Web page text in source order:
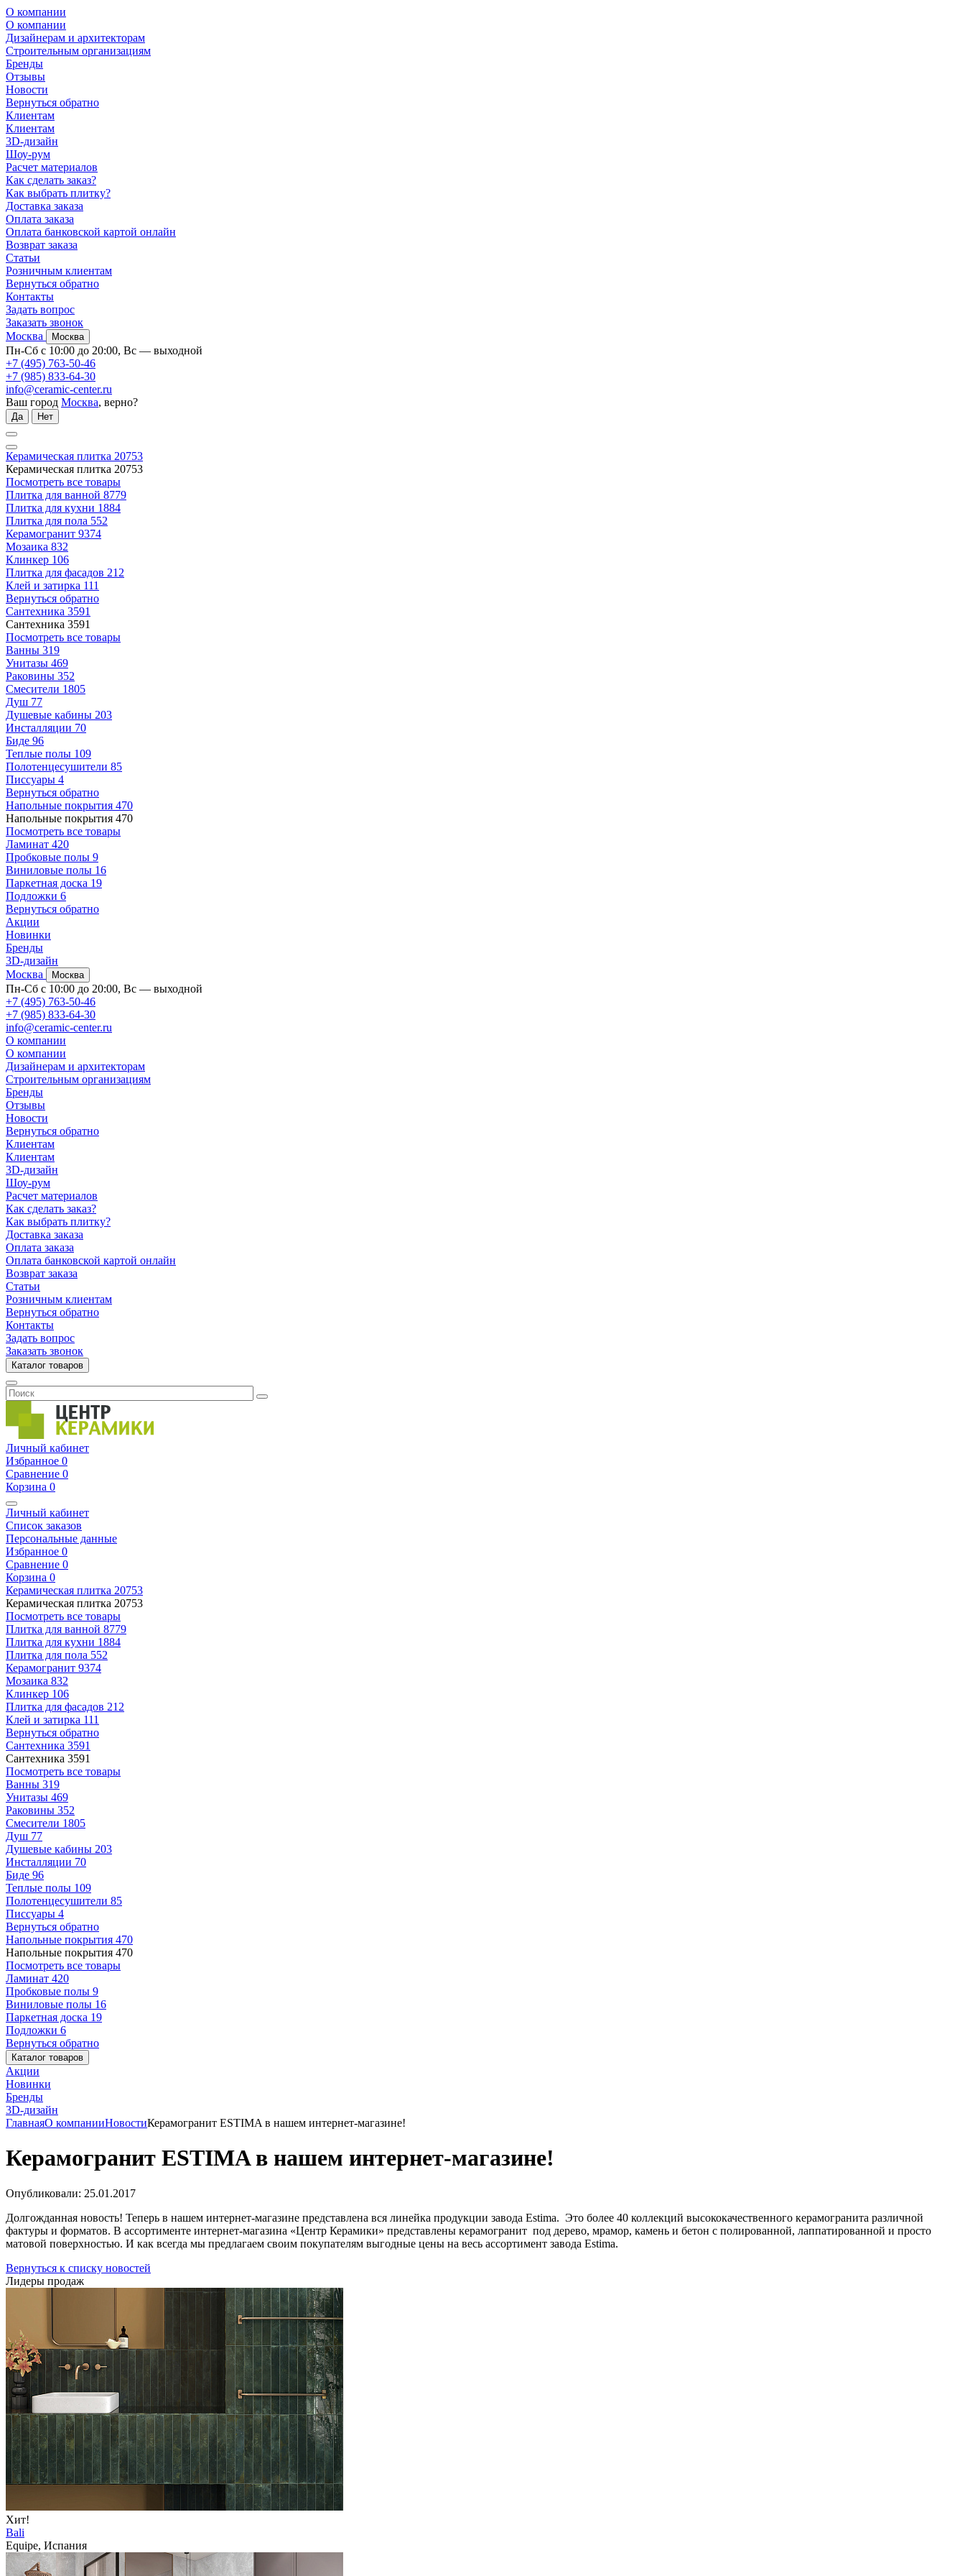
О компании
О компании
Дизайнерам и архитекторам
Строительным организациям
Бренды
Отзывы
Новости
Вернуться обратно
Клиентам
Клиентам
3D-дизайн
Шоу-рум
Расчет материалов
Как сделать заказ?
Как выбрать плитку?
Доставка заказа
Оплата заказа
Оплата банковской картой онлайн
Возврат заказа
Статьи
Розничным клиентам
Вернуться обратно
Контакты
Задать вопрос
Заказать звонок
Москва
Москва
Пн-Сб с 10:00 до 20:00, Вс — выходной
+7 (495) 763-50-46
+7 (985) 833-64-30
info@ceramic-center.ru
Ваш город Москва, верно?
Да Нет
Керамическая плитка 20753
Керамическая плитка 20753
Посмотреть все товары
Плитка для ванной 8779
Плитка для кухни 1884
Плитка для пола 552
Керамогранит 9374
Мозаика 832
Клинкер 106
Плитка для фасадов 212
Клей и затирка 111
Вернуться обратно
Сантехника 3591
Сантехника 3591
Посмотреть все товары
Ванны 319
Унитазы 469
Раковины 352
Смесители 1805
Душ 77
Душевые кабины 203
Инсталляции 70
Биде 96
Теплые полы 109
Полотенцесушители 85
Писсуары 4
Вернуться обратно
Напольные покрытия 470
Напольные покрытия 470
Посмотреть все товары
Ламинат 420
Пробковые полы 9
Виниловые полы 16
Паркетная доска 19
Подложки 6
Вернуться обратно
Акции
Новинки
Бренды
3D-дизайн
Москва
Москва
Пн-Сб с 10:00 до 20:00, Вс — выходной
+7 (495) 763-50-46
+7 (985) 833-64-30
info@ceramic-center.ru
О компании
О компании
Дизайнерам и архитекторам
Строительным организациям
Бренды
Отзывы
Новости
Вернуться обратно
Клиентам
Клиентам
3D-дизайн
Шоу-рум
Расчет материалов
Как сделать заказ?
Как выбрать плитку?
Доставка заказа
Оплата заказа
Оплата банковской картой онлайн
Возврат заказа
Статьи
Розничным клиентам
Вернуться обратно
Контакты
Задать вопрос
Заказать звонок
Каталог товаров
Личный кабинет
Избранное 0
Сравнение 0
Корзина 0
Личный кабинет
Список заказов
Персональные данные
Избранное 0
Сравнение 0
Корзина 0
Керамическая плитка 20753
Керамическая плитка 20753
Посмотреть все товары
Плитка для ванной 8779
Плитка для кухни 1884
Плитка для пола 552
Керамогранит 9374
Мозаика 832
Клинкер 106
Плитка для фасадов 212
Клей и затирка 111
Вернуться обратно
Сантехника 3591
Сантехника 3591
Посмотреть все товары
Ванны 319
Унитазы 469
Раковины 352
Смесители 1805
Душ 77
Душевые кабины 203
Инсталляции 70
Биде 96
Теплые полы 109
Полотенцесушители 85
Писсуары 4
Вернуться обратно
Напольные покрытия 470
Напольные покрытия 470
Посмотреть все товары
Ламинат 420
Пробковые полы 9
Виниловые полы 16
Паркетная доска 19
Подложки 6
Вернуться обратно
Каталог товаров
Акции
Новинки
Бренды
3D-дизайн
ГлавнаяО компанииНовостиКерамогранит ESTIMA в нашем интернет-магазине!
Керамогранит ESTIMA в нашем интернет-магазине!
Опубликовали: 25.01.2017
Долгожданная новость! Теперь в нашем интернет-магазине представлена вся линейка продукции завода Estima. Это более 40 коллекций высококачественного керамогранита различной
фактуры и форматов. В ассортименте интернет-магазина «Центр Керамики» представлены керамогранит под дерево, мрамор, камень и бетон с полированной, лаппатированной и просто
матовой поверхностью. И как всегда мы предлагаем своим покупателям выгодные цены на весь ассортимент завода Estima.
Вернуться к списку новостей
Лидеры продаж
Хит!
Bali
Equipe, Испания